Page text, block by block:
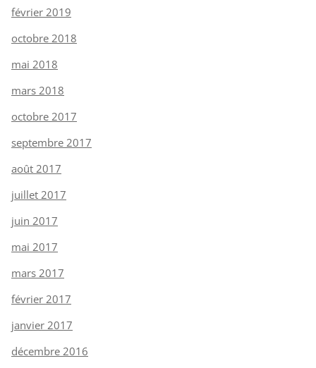
février 2019
octobre 2018
mai 2018
mars 2018
octobre 2017
septembre 2017
août 2017
juillet 2017
juin 2017
mai 2017
mars 2017
février 2017
janvier 2017
décembre 2016